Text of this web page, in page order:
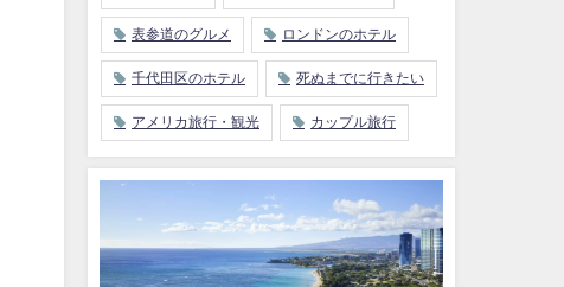
表参道のグルメ ロンドンのホテル
千代田区のホテル 死ぬまでに行きたい
アメリカ旅行・観光 カップル旅行